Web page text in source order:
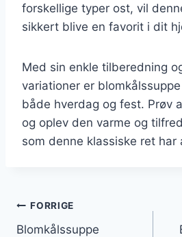
forskellige typer ost, vil
sikkert blive en favorit i dit
Med sin enkle tilberedning
variationer er
både hverdag og fest. Prøv
og oplev den varme og
som denne klassiske ret har
Indlægsnavigation
FORRIGE
Blomkålssuppe